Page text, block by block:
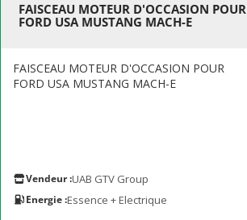
FAISCEAU MOTEUR D'OCCASION POUR
FORD USA MUSTANG MACH-E
FAISCEAU MOTEUR D'OCCASION POUR
FORD USA MUSTANG MACH-E
Vendeur :UAB GTV Group
Energie :Essence + Electrique